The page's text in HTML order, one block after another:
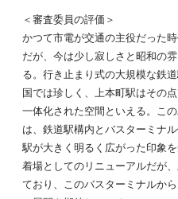
＜審査委員の評価＞
かつて市電が交通の主役だった
だが、今は少し寂しさと昭和の
る。行き止まり式の大規模な鉄
国では珍しく、上本町駅はその
一体化された空間といえる。こ
は、鉄道駅構内とバスターミナ
駅が大きく明るく広がった印象
着場としてのリニューアルだが
ており、このバスターミナルか